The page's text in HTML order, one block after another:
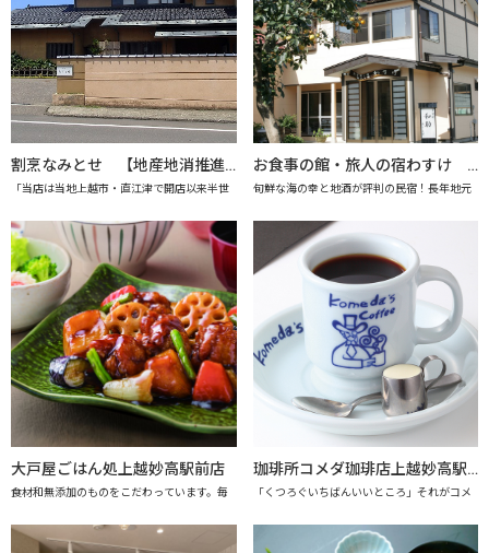
割烹なみとせ 【地産地消推進の店「プレミアム認定店」】
「当店は当地上越市・直江津で開店以来半世
お食事の館・旅人の宿わすけ 【上越市地産地消推進の店認定店】
旬鮮な海の幸と地酒が評判の民宿！長年地元
大戸屋ごはん処上越妙高駅前店
食材和無添加のものをこだわっています。毎
珈琲所コメダ珈琲店上越妙高駅前店
「くつろぐいちばんいいところ」それがコメ